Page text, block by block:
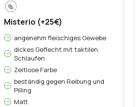
Misterio (+25€)
angenehm fleischiges Gewebe
dickes Geflecht mit taktilen
Schlaufen
Zeitlose Farbe
beständig gegen Reibung und
Pilling
Matt